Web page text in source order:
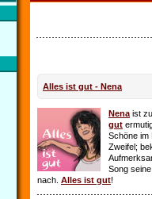
Alles ist gut - Nena
Nena ist
gut
Schöne im
Zweifel;
Song
nach. Alles ist gut!